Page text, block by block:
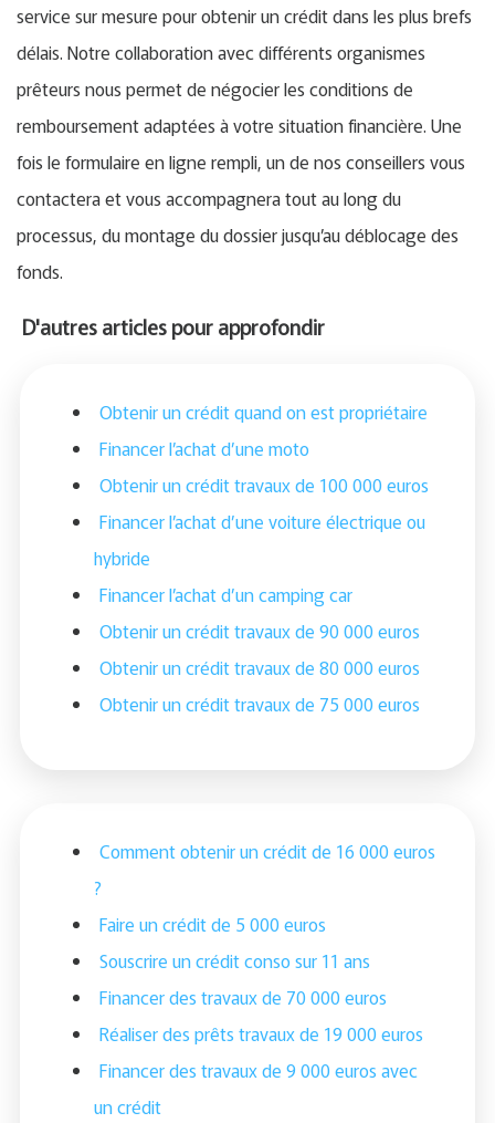
service sur mesure pour obtenir un crédit dans les plus brefs
délais. Notre collaboration avec différents organismes
prêteurs nous permet de négocier les conditions de
remboursement adaptées à votre situation financière. Une
fois le formulaire en ligne rempli, un de nos conseillers vous
contactera et vous accompagnera tout au long du
processus, du montage du dossier jusqu’au déblocage des
fonds.
D'autres articles pour approfondir
Obtenir un crédit quand on est propriétaire
Financer l’achat d’une moto
Obtenir un crédit travaux de 100 000 euros
Financer l’achat d’une voiture électrique ou
hybride
Financer l’achat d’un camping car
Obtenir un crédit travaux de 90 000 euros
Obtenir un crédit travaux de 80 000 euros
Obtenir un crédit travaux de 75 000 euros
Comment obtenir un crédit de 16 000 euros
?
Faire un crédit de 5 000 euros
Souscrire un crédit conso sur 11 ans
Financer des travaux de 70 000 euros
Réaliser des prêts travaux de 19 000 euros
Financer des travaux de 9 000 euros avec
un crédit